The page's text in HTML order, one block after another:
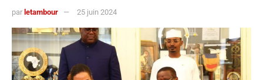
par letambour 25 juin 2024